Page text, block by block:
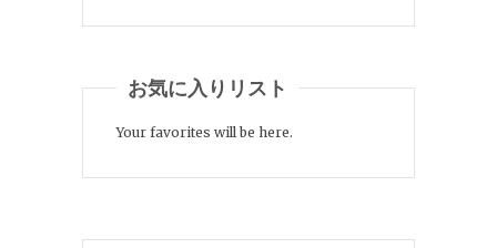
お気に入りリスト
Your favorites will be here.